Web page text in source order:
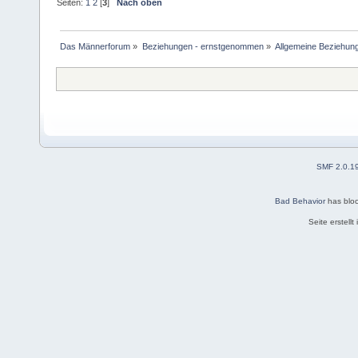
Seiten: 1 2 [3 Nach oben
Das Männerforum » Beziehungen - ernstgenommen» Allgemeine
SMF
Bad Behaviorhas
Seite erstellt